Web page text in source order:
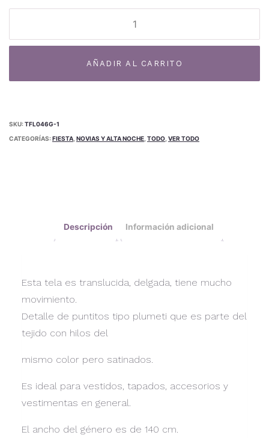
TF-
AÑADIR AL CARRITO
SKU:TFL046G-1
CATEGORÍAS:FIESTA NOVIAS Y ALTA NOCHE TODO VER TODO
Descripción Información adicional
Esta tela es translucida, delgada, tiene mucho
movimiento.
Detalle de puntitos tipo plumeti que es parte del
tejido con hilos del
mismo color pero satinados.
Es ideal para vestidos, tapados, accesorios y
vestimentas en general.
El ancho del género es de 140 cm.